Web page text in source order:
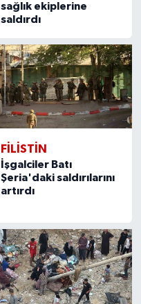
sağlık ekiplerine
saldırdı
FILISTIN
İşgalciler Batı
Şeria'daki saldırılarını
artırdı